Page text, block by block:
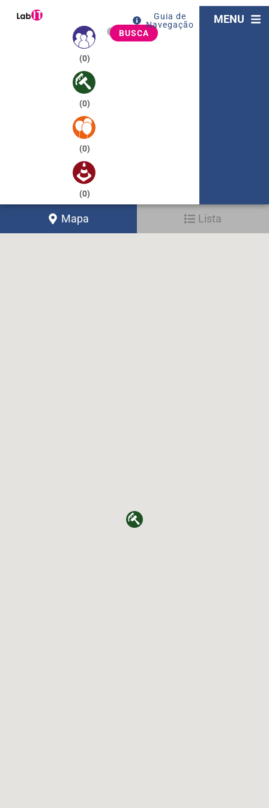
(0)
(0)
(0)
(0)
BUSCA
Guia de
Navegação
MENU
Mapa Lista